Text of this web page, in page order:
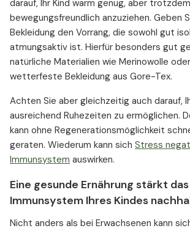
darauf, Ihr Kind warm genug, aber
bewegungsfreundlich anzuziehen. Geben
Bekleidung den Vorrang, die sowohl gut
atmungsaktiv ist. Hierfür besonders gut
natürliche Materialien wie Merinowolle
wetterfeste Bekleidung aus Gore-Tex.
Achten Sie aber gleichzeitig auch darauf,
ausreichend Ruhezeiten zu ermöglichen.
kann ohne Regenerationsmöglichkeit
geraten. Wiederum kann sich Stress
Immunsystem auswirken.
Eine gesunde Ernährung stärkt das
Immunsystem Ihres Kindes
Nicht anders als bei Erwachsenen kann